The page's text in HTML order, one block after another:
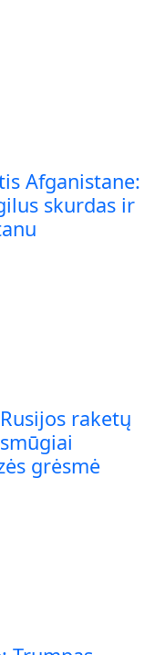
Afganistane:
skurdas ir
raketų
grėsmė